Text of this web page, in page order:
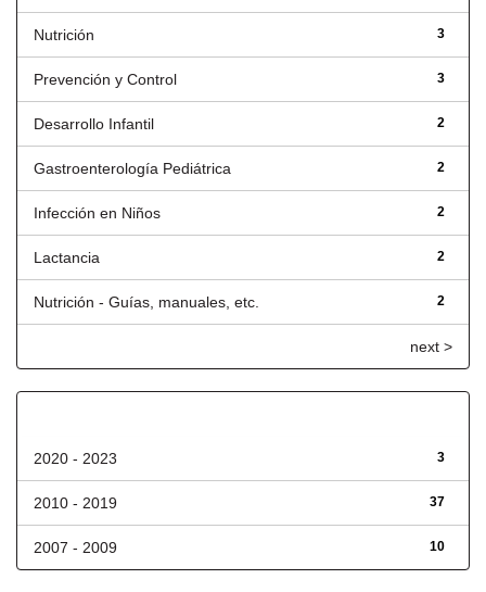
3
Nutrición
3
Prevención y Control
2
Desarrollo Infantil
2
Gastroenterología Pediátrica
2
Infección en Niños
2
Lactancia
2
Nutrición - Guías, manuales, etc.
next >
3
2020 - 2023
37
2010 - 2019
10
2007 - 2009